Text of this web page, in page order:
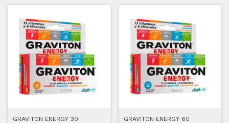
GRAVITON ENERGY 30
GRAVITON ENERGY 60